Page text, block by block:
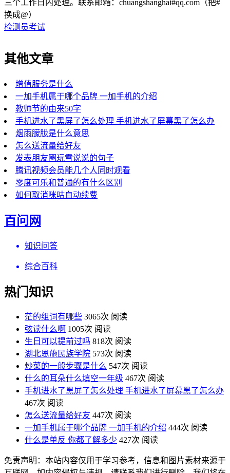
三个工作日内处理。联系邮箱：chuangshanghai#qq.com（把#
换成@）
检测员考试
其他文章
增值服务是什么
一加手机属于哪个品牌 一加手机的介绍
教师节的由来50字
手机进水了黑屏了怎么处理 手机进水了屏幕黑了怎么办
烟雨朦胧是什么意思
怎么送流量给好友
发表朋友圈玩雪说说的句子
腾讯视频会员能几个人同时观看
零度可乐和普通的有什么区别
如何取消咪咕自动续费
百问网
知识问答
综合百科
热门知识
茫的组词有哪些 3065次 阅读
弦读什么啊 1005次 阅读
生日可以提前过吗 818次 阅读
湖北恩施民族学院 573次 阅读
炒菜的一般步骤是什么 547次 阅读
什么的耳朵什么填空一年级 467次 阅读
手机进水了黑屏了怎么处理 手机进水了屏幕黑了怎么办
467次 阅读
怎么送流量给好友 447次 阅读
一加手机属于哪个品牌 一加手机的介绍 444次 阅读
什么是单反 你都了解多少 427次 阅读
免责声明：本站内容仅用于学习参考，信息和图片素材来源于